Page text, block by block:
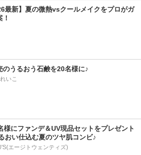
最新】夏の微熱vsクールメイクをプロがガ
のうるおう石鹸を20名様に♪
いこ
様にファンデ＆UV現品セットをプレゼント
おい仕込む夏のツヤ肌コンビ♪
エージトウェンティズ)